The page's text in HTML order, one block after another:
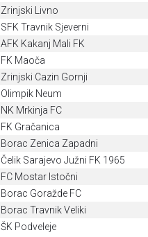
Zrinjski Livno
SFK Travnik Sjeverni
AFK Kakanj Mali FK
FK Maoča
Zrinjski Cazin Gornji
Olimpik Neum
NK Mrkinja FC
FK Gračanica
Borac Zenica Zapadni
Čelik Sarajevo Južni FK 1965
FC Mostar Istočni
Borac Goražde FC
Borac Travnik Veliki
ŠK Podveleje